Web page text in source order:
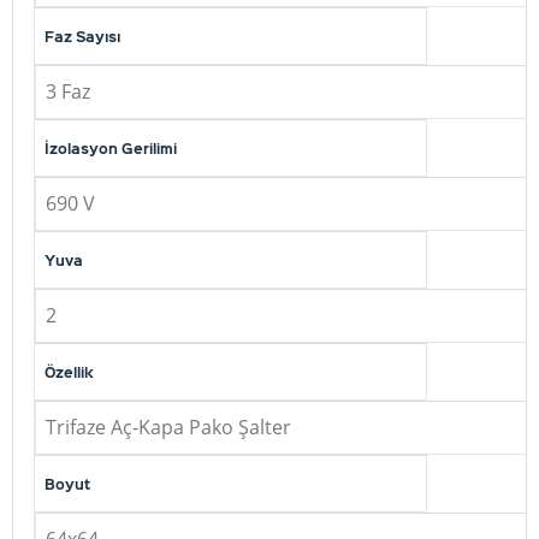
Faz Sayısı
3 Faz
İzolasyon Gerilimi
690 V
Yuva
2
Özellik
Trifaze Aç-Kapa Pako Şalter
Boyut